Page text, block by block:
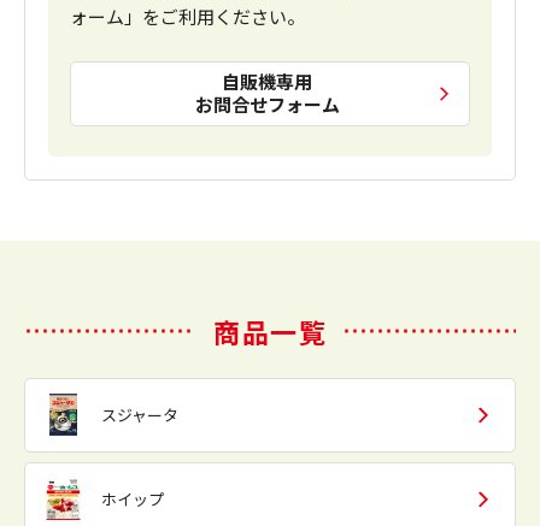
ォーム」をご利用ください。
自販機専用
お問合せフォーム
商品一覧
スジャータ
ホイップ